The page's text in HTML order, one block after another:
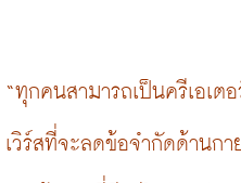
“ทุกคนสามารถเป็นครีเอเต
เวิร์สที่จะลดข้อจำกัดด้านก